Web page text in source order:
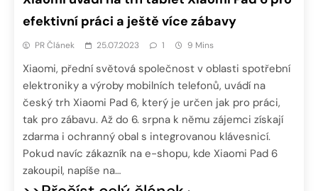
efektivní práci a ještě více zábavy
PR Článek 25.07.2023 1 9 Mins
Xiaomi, přední světová společnost v oblasti spotřební
elektroniky a výroby mobilních telefonů, uvádí na
český trh Xiaomi Pad 6, který je určen jak pro práci,
tak pro zábavu. Až do 6. srpna k němu zájemci získají
zdarma i ochranný obal s integrovanou klávesnicí.
Pokud navíc zákazník na e-shopu, kde Xiaomi Pad 6
zakoupil, napíše na…